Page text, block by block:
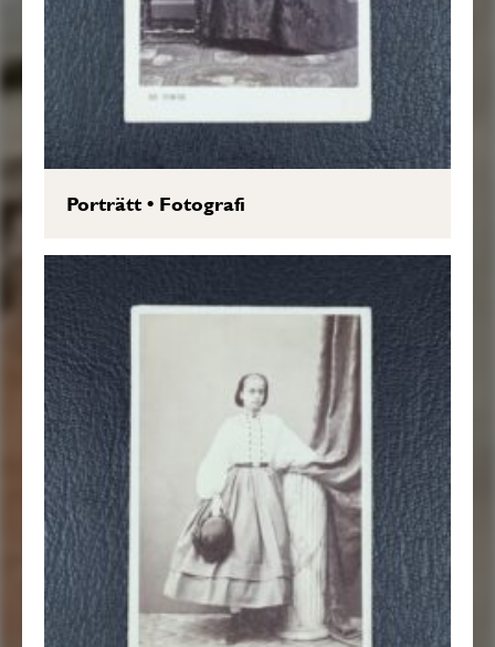
Porträtt• Fotografi